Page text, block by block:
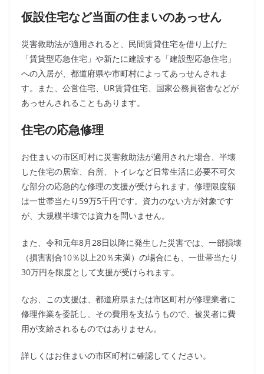
仮設住宅など当面の住まいのあっせん
災害救助法が適用されると、民間賃貸住宅を借り上げた
「賃貸型応急住宅」や新たに建設する「建設型応急住宅」
への入居が、都道府県や市町村によってあっせんされま
す。また、公営住宅、UR賃貸住宅、国家公務員宿舎などが
あっせんされることもあります。
住宅の応急修理
お住まいの市区町村に災害救助法が適用された場合、半壊
した住宅の居室、台所、トイレなど日常生活に必要不可欠
な部分の応急的な修理の支援が受けられます。修理限度額
は一世帯当たり59万5千円です。資力のない方が対象です
が、大規模半壊では資力を問いません。
また、令和元年8月28日以降に発生した災害では、一部損壊
（損害割合10％以上20％未満）の場合にも、一世帯当たり
30万円を限度として支援が受けられます。
なお、この支援は、都道府県または市区町村が修理業者に
修理作業を委託し、その費用を支払うもので、被災者に費
用が支給されるものではありません。
詳しくはお住まいの市区町村に確認してください。